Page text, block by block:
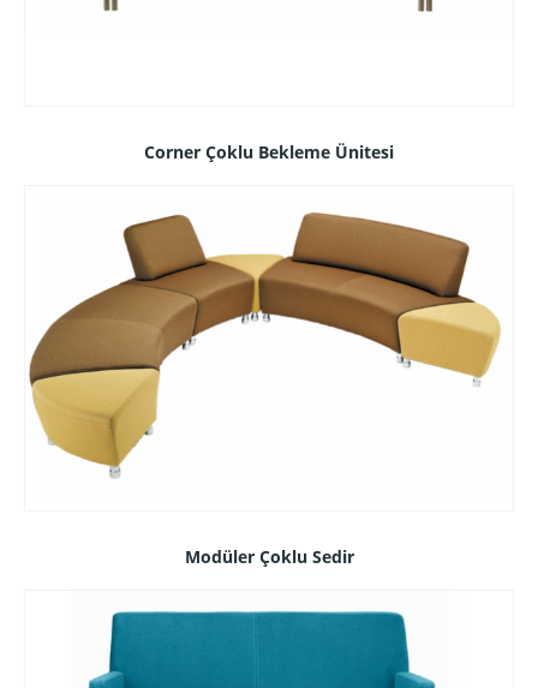
Corner Çoklu Bekleme Ünitesi
Modüler Çoklu Sedir